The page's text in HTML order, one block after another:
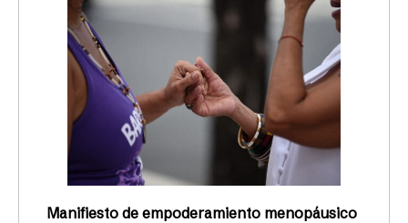
Manifiesto de empoderamiento menopáusico